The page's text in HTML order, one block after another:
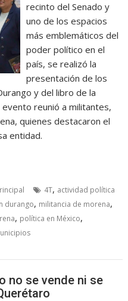
recinto del Senado y
uno de los espacios
más emblemáticos del
poder político en el
país, se realizó la
presentación de los
y del libro de la
evento reunió a militantes,
quienes destacaron el
entidad.
4T, actividad política
durango, militancia de morena,
, política en México,
no se vende ni se